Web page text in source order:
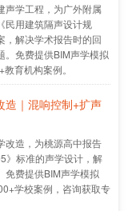
声学工程，为广外附属
民用建筑隔声设计规
解决学术报告时的回
。免费提供BIM声学模拟
育机构案例。
造｜混响控制+扩声
改造，为桃源高中报告
》标准的声学设计，解
免费提供BIM声学模拟
学校案例，咨询获取专